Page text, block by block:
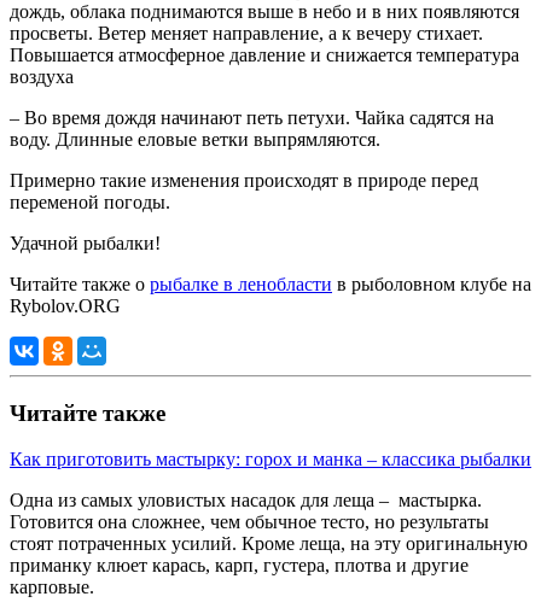
дождь, облака поднимаются выше в небо и в них появляются
просветы. Ветер меняет направление, а к вечеру стихает.
Повышается атмосферное давление и снижается температура
воздуха
– Во время дождя начинают петь петухи. Чайка садятся на
воду. Длинные еловые ветки выпрямляются.
Примерно такие изменения происходят в природе перед
переменой погоды.
Удачной рыбалки!
Читайте также о рыбалке в ленобласти в рыболовном клубе на
Rybolov.ORG
Читайте также
Как приготовить мастырку: горох и манка – классика рыбалки
Одна из самых уловистых насадок для леща – мастырка.
Готовится она сложнее, чем обычное тесто, но результаты
стоят потраченных усилий. Кроме леща, на эту оригинальную
приманку клюет карась, карп, густера, плотва и другие
карповые.